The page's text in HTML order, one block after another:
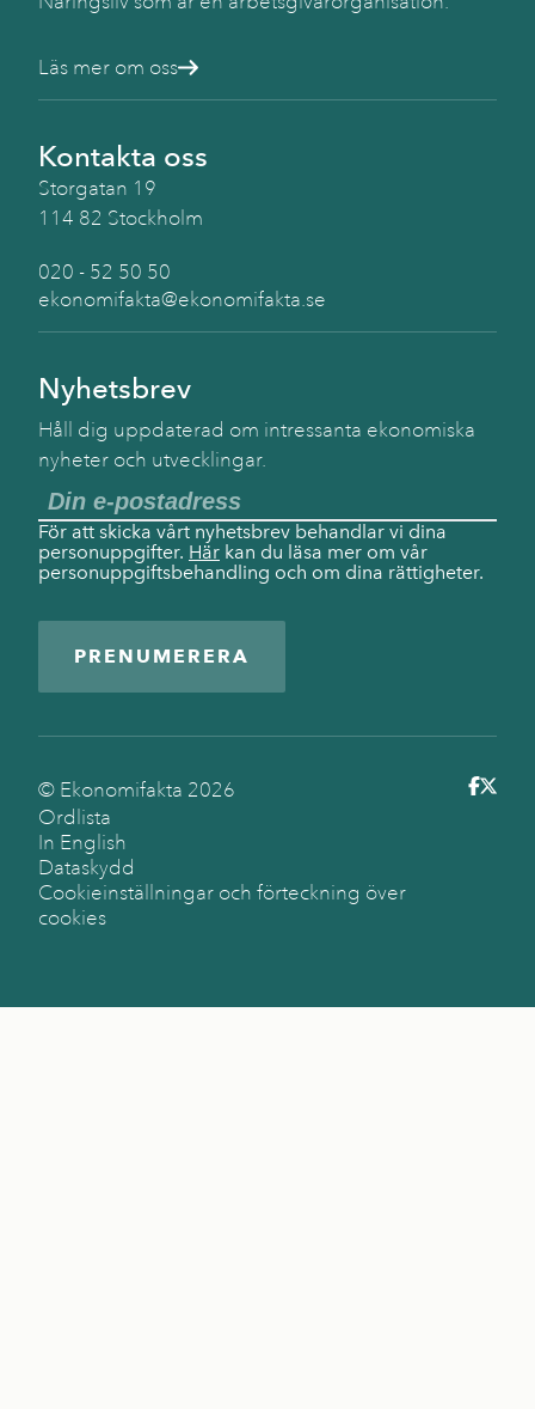
Läs mer om oss
Kontakta oss
Storgatan 19
114 82 Stockholm
020 - 52 50 50
ekonomifakta@ekonomifakta.se
Nyhetsbrev
Håll dig uppdaterad om intressanta ekonomiska
nyheter och utvecklingar.
För att skicka vårt nyhetsbrev behandlar vi dina
personuppgifter. Här kan du läsa mer om vår
personuppgiftsbehandling och om dina rättigheter.
PRENUMERERA
© Ekonomifakta 2026
Ordlista
In English
Dataskydd
Cookieinställningar och förteckning över
cookies